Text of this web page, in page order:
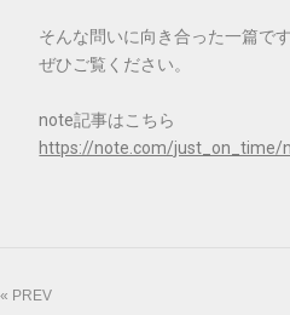
そんな問いに向き合った一篇です
ぜひご覧ください。
note記事はこちら
https://note.com/just_on_time/
« PREV